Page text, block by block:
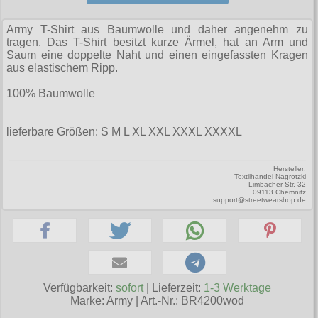
Männerhosen
Männerjacken & Westen
Männermäntel
Mittelalter
Rune Charms
für die Haare
Verschiedenes
Brandit
Burleska
Dead Threads
Necessary Evil
Pentagramme
Phaze
M
L
XL
XXXXL
XXXXXL
Wave Gotik Treffen
M’era Luna Festival
Outdoorbekleidung
Poloshirts
T-Shirts
--------------
Social Media:
Army T-Shirt aus Baumwolle und daher angenehm zu
tragen. Das T-Shirt besitzt kurze Ärmel, hat an Arm und
Saum eine doppelte Naht und einen eingefassten Kragen
aus elastischem Ripp.
100% Baumwolle
lieferbare Größen: S M L XL XXL XXXL XXXXL
Hersteller:
Textilhandel Nagrotzki
Limbacher Str. 32
09113 Chemnitz
support@streetwearshop.de
Verfügbarkeit:sofort | Lieferzeit: 1-3 Werktage
Marke:Army |Art.-Nr.: BR4200wod